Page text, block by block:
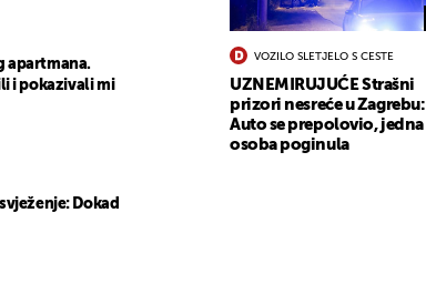
apartmana.
i pokazivali mi
Dokad
VOZILO SLETJELO S CESTE
UZNEMIRUJUĆE Strašni
prizori nesreće u Zagrebu:
Auto se prepolovio, jedna
osoba poginula